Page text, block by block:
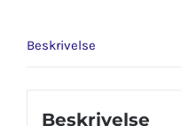
Beskrivelse
Beskrivelse